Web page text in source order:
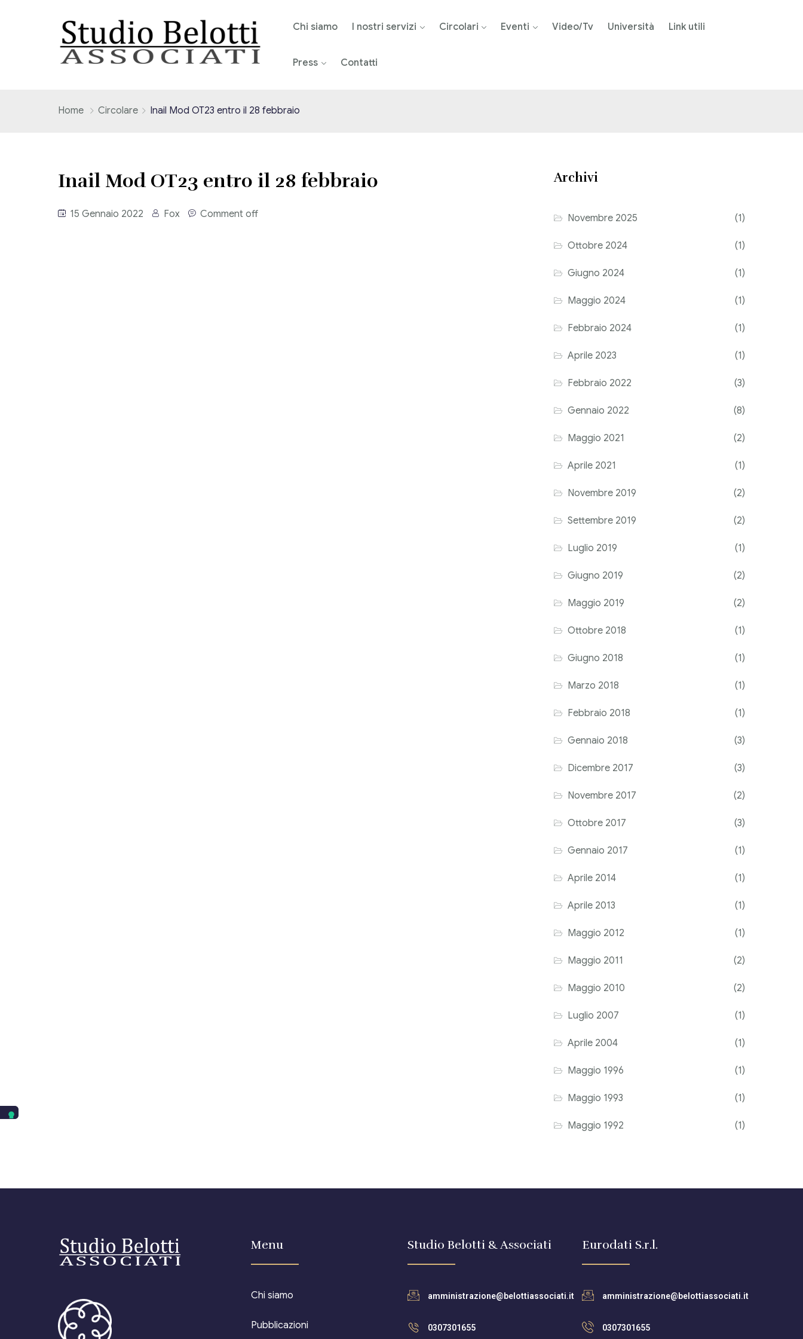
Chi siamo I nostri servizi Circolari Eventi Video/Tv Università Link utili
Press Contatti
Home Circolare Inail Mod OT23 entro il 28 febbraio
Inail Mod OT23 entro il 28 febbraio
15 Gennaio 2022 Fox Comment off
Archivi
Novembre 2025 (1)
Ottobre 2024 (1)
Giugno 2024 (1)
Maggio 2024 (1)
Febbraio 2024 (1)
Aprile 2023 (1)
Febbraio 2022 (3)
Gennaio 2022 (8)
Maggio 2021 (2)
Aprile 2021 (1)
Novembre 2019 (2)
Settembre 2019 (2)
Luglio 2019 (1)
Giugno 2019 (2)
Maggio 2019 (2)
Ottobre 2018 (1)
Giugno 2018 (1)
Marzo 2018 (1)
Febbraio 2018 (1)
Gennaio 2018 (3)
Dicembre 2017 (3)
Novembre 2017 (2)
Ottobre 2017 (3)
Gennaio 2017 (1)
Aprile 2014 (1)
Aprile 2013 (1)
Maggio 2012 (1)
Maggio 2011 (2)
Maggio 2010 (2)
Luglio 2007 (1)
Aprile 2004 (1)
Maggio 1996 (1)
Maggio 1993 (1)
Maggio 1992 (1)
Menu
Chi siamo
Pubblicazioni
Studio Belotti & Associati
amministrazione@belottiassociati.it
0307301655
Eurodati S.r.l.
amministrazione@belottiassociati.it
0307301655